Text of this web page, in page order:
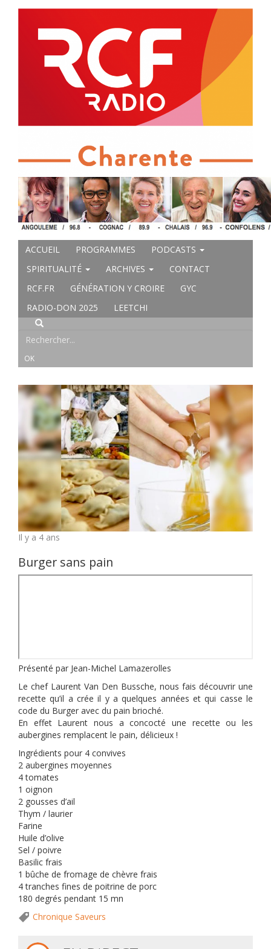
ACCUEIL PROGRAMMES
PODCASTS
SPIRITUALITÉ
ARCHIVES
CONTACT
RCF.FR
GÉNÉRATION Y CROIRE
GYC
RADIO-DON 2025
LEETCHI
Il y a 4 ans
Burger sans pain
Présenté par Jean-Michel Lamazerolles
Le chef Laurent Van Den Bussche, nous fais découvrir une
recette qu’il a crée il y a quelques années et qui casse le
code du Burger avec du pain brioché.
En effet Laurent nous a concocté une recette ou les
aubergines remplacent le pain, délicieux !
Ingrédients pour 4 convives
2 aubergines moyennes
4 tomates
1 oignon
2 gousses d’ail
Thym / laurier
Farine
Huile d’olive
Sel / poivre
Basilic frais
1 bûche de fromage de chèvre frais
4 tranches fines de poitrine de porc
180 degrés pendant 15 mn
Chronique Saveurs